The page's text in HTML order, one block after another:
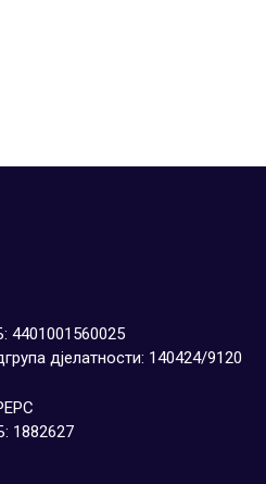
4401001560025
дјелатности: 140424/9120
1882627